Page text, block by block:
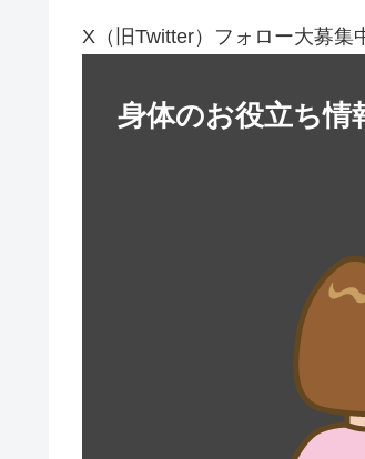
X（旧Twitter）フォロー大募
身体のお役立ち